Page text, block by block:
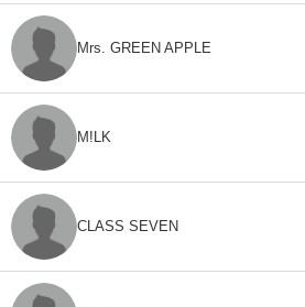
Mrs. GREEN APPLE
M!LK
CLASS SEVEN